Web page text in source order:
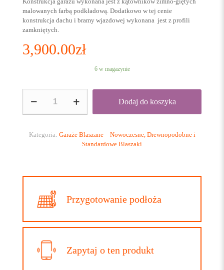
malowanych farbą podkładową. Dodatkowo w tej cenie
konstrukcja dachu i bramy wjazdowej wykonana jest z profili
zamkniętych.
3,900.00zł
6 w magazynie
GARAŻ
KOLOR
MAT+BRAMA
Dodaj do koszyka
Kategoria: Garaże Blaszane – Nowoczesne, Drewnopodobne i
Standardowe Blaszaki
Przygotowanie podłoża
Zapytaj o ten produkt